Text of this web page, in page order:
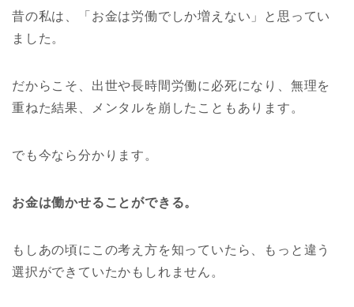
昔の私は、「お金は労働でしか増えない」と思ってい
ました。
だからこそ、出世や長時間労働に必死になり、無理を
重ねた結果、メンタルを崩したこともあります。
でも今なら分かります。
お金は働かせることができる。
もしあの頃にこの考え方を知っていたら、もっと違う
選択ができていたかもしれません。